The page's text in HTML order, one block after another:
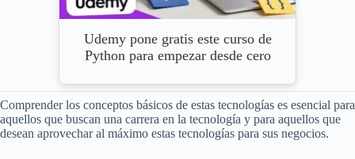
Udemy pone gratis este curso de
Python para empezar desde cero
Comprender los conceptos básicos de estas tecnologías es esencial para
aquellos que buscan una carrera en la tecnología y para aquellos que
desean aprovechar al máximo estas tecnologías para sus negocios.